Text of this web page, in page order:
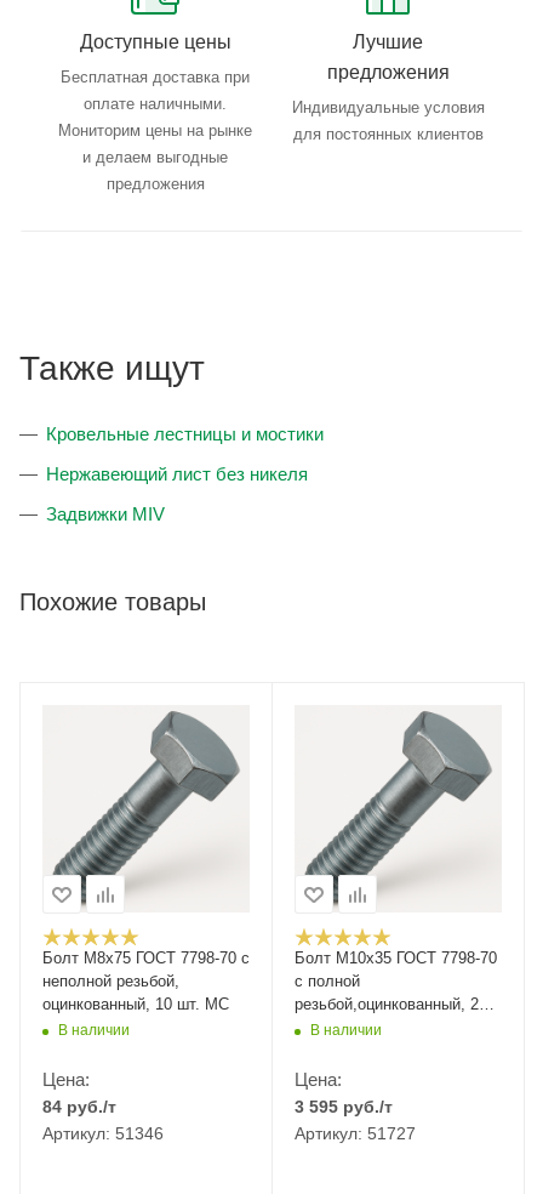
Доступные цены
Бесплатная доставка при
оплате наличными.
Мониторим цены на рынке
и делаем выгодные
предложения
Лучшие
предложения
Индивидуальные условия
для постоянных клиентов
Также ищут
Кровельные лестницы и мостики
Нержавеющий лист без никеля
Задвижки MIV
Похожие товары
Болт М8х75 ГОСТ 7798-70 с
неполной резьбой,
оцинкованный, 10 шт. МС
В наличии
Цена:
84 руб./т
Артикул: 51346
Болт М10x35 ГОСТ 7798-70
с полной
резьбой,оцинкованный, 25кг
РМЗВ наличии
Цена:
3 595 руб./т
Артикул: 51727